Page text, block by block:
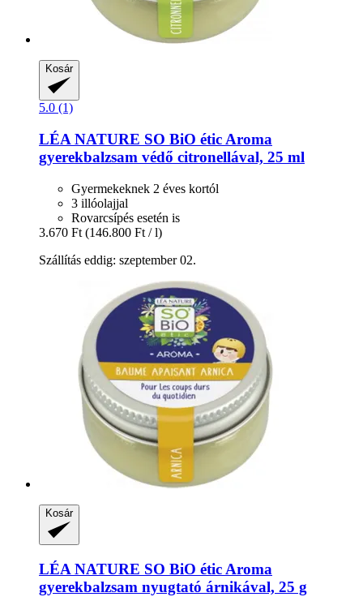
Kosár
5.0 (1)
LÉA NATURE SO BiO étic Aroma
gyerekbalzsam védő citronellával, 25 ml
Gyermekeknek 2 éves kortól
3 illóolajjal
Rovarcsípés esetén is
3.670 Ft (146.800 Ft / l)
Szállítás eddig: szeptember 02.
Kosár
LÉA NATURE SO BiO étic Aroma
gyerekbalzsam nyugtató árnikával, 25 g